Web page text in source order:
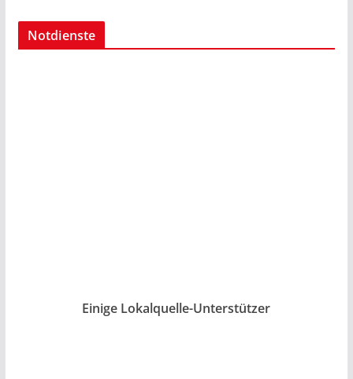
Notdienste
Einige Lokalquelle-Unterstützer